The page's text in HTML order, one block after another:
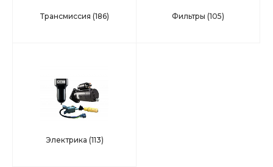
Трансмиссия (186) Фильтры (105)
Электрика (113)